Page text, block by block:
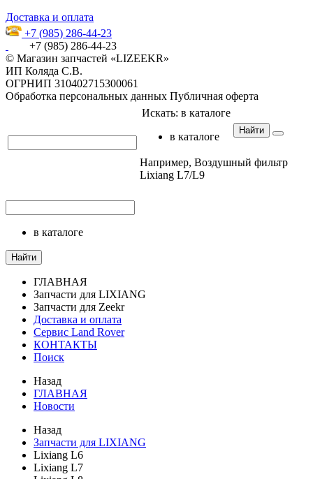
Доставка и оплата
+7 (985) 286-44-23
+7 (985) 286-44-23
© Магазин запчастей «LIZEEKR»
ИП Коляда С.В.
ОГРНИП 310402715300061
Обработка персональных данных Публичная оферта
Искать: в каталоге
в каталоге
Найти
Например, Воздушный фильтр
Lixiang L7/L9
в каталоге
Найти
ГЛАВНАЯ
Запчасти для LIXIANG
Запчасти для Zeekr
Доставка и оплата
Сервис Land Rover
КОНТАКТЫ
Поиск
Назад
ГЛАВНАЯ
Новости
Назад
Запчасти для LIXIANG
Lixiang L6
Lixiang L7